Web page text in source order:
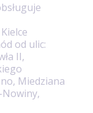
od ulic:
II,
Miedziana